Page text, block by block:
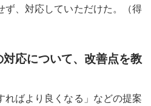
ず、対応していただけた。（得
応について、改善点を教
ればより良くなる」などの提案